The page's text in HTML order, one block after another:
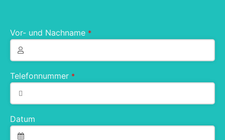
Vor- und Nachname *
Telefonnummer *
Datum